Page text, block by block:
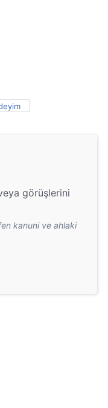
görüşlerini
kanuni ve ahlaki